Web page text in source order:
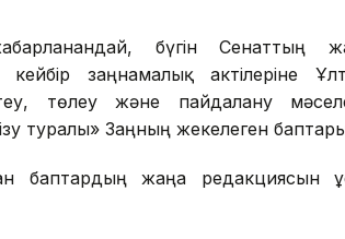
бүгін Сенаттың
кейбір заңнамалық актілеріне
төлеу және пайдалану
туралы» Заңның жекелеген
баптардың жаңа редакциясын